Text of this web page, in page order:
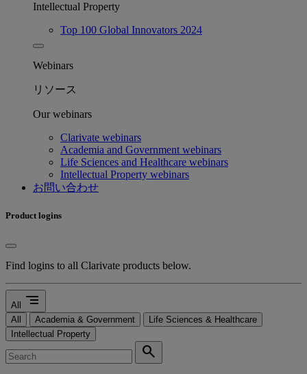
Intellectual Property
Top 100 Global Innovators 2024
Webinars
リソース
Our webinars
Clarivate webinars
Academia and Government webinars
Life Sciences and Healthcare webinars
Intellectual Property webinars
お問い合わせ
Product logins
Find logins to all Clarivate products below.
All segment
All Academia & Government
Life Sciences & Healthcare
Intellectual Property
search